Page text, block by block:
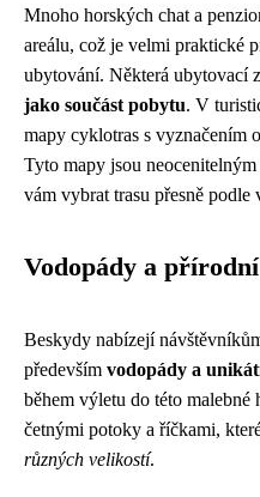
Mnoho horských chat a
areálu, což je velmi praktické
ubytování. Některá ubytovací
jako součást pobytu. V
mapy cyklotras s vyznačením
Tyto mapy jsou
vám vybrat trasu přesně podle
Vodopády a
Beskydy nabízejí
především vodopády a
během výletu do této
četnými potoky a říčkami,
různých velikostí.